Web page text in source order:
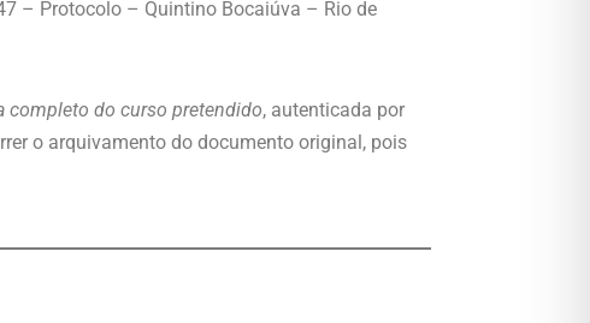
– Protocolo – Quintino Bocaiúva – Rio de
completo do curso pretendido, autenticada por
o arquivamento do documento original, pois